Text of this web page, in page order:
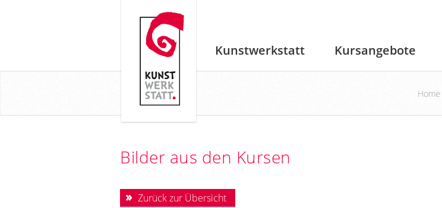
Kunstwerkstatt Kursangebote
Home
Bilder aus den Kursen
Zurück zur Übersicht